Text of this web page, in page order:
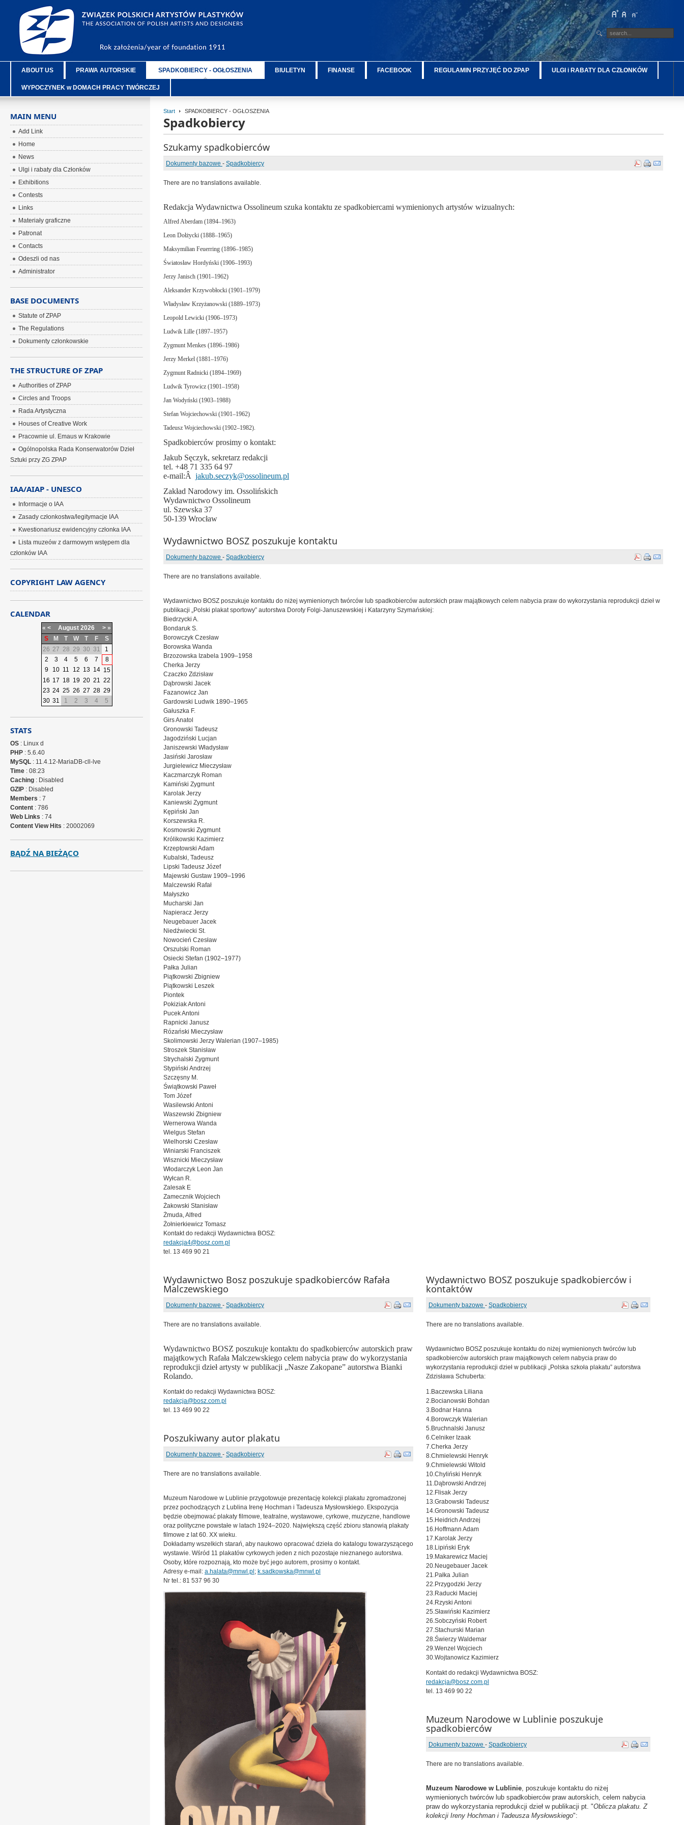
ABOUT US PRAWA AUTORSKIE SPADKOBIERCY - OGŁOSZENIA BIULETYN FINANSE FACEBOOK REGULAMIN PRZYJĘĆ DO ZPAP ULGI i RABATY DLA CZŁONKÓW
WYPOCZYNEK w DOMACH PRACY TWÓRCZEJ
Start SPADKOBIERCY - OGŁOSZENIA
Spadkobiercy
Szukamy spadkobierców
Dokumenty bazowe - Spadkobiercy
There are no translations available.
Redakcja Wydawnictwa Ossolineum szuka kontaktu ze spadkobiercami wymienionych artystów wizualnych:
Alfred Aberdam (1894–1963)
Leon Dołżycki (1888–1965)
Maksymilian Feuerring (1896–1985)
Światosław Hordyński (1906–1993)
Jerzy Janisch (1901–1962)
Aleksander Krzywobłocki (1901–1979)
Władysław Krzyżanowski (1889–1973)
Leopold Lewicki (1906–1973)
Ludwik Lille (1897–1957)
Zygmunt Menkes (1896–1986)
Jerzy Merkel (1881–1976)
Zygmunt Radnicki (1894–1969)
Ludwik Tyrowicz (1901–1958)
Jan Wodyński (1903–1988)
Stefan Wojciechowski (1901–1962)
Tadeusz Wojciechowski (1902–1982).
Spadkobierców prosimy o kontakt:
Jakub Sęczyk, sekretarz redakcji
tel. +48 71 335 64 97
e-mail:Â jakub.seczyk@ossolineum.pl
Zakład Narodowy im. Ossolińskich
Wydawnictwo Ossolineum
ul. Szewska 37
50-139 Wrocław
Wydawnictwo BOSZ poszukuje kontaktu
Dokumenty bazowe - Spadkobiercy
There are no translations available.
Wydawnictwo BOSZ poszukuje kontaktu do niżej wymienionych twórców lub spadkobierców autorskich praw majątkowych celem nabycia praw do wykorzystania reprodukcji dzieł w
publikacji „Polski plakat sportowy” autorstwa Doroty Folgi-Januszewskiej i Katarzyny Szymańskiej:
Biedrzycki A.
Bondaruk S.
Borowczyk Czesław
Borowska Wanda
Brzozowska Izabela 1909–1958
Cherka Jerzy
Czaczko Zdzisław
Dąbrowski Jacek
Fazanowicz Jan
Gardowski Ludwik 1890–1965
Gałuszka F.
Girs Anatol
Gronowski Tadeusz
Jagodziński Lucjan
Janiszewski Władysław
Jasiński Jarosław
Jurgielewicz Mieczysław
Kaczmarczyk Roman
Kamiński Zygmunt
Karolak Jerzy
Kaniewski Zygmunt
Kępiński Jan
Korszewska R.
Kosmowski Zygmunt
Królikowski Kazimierz
Krzeptowski Adam
Kubalski, Tadeusz
Lipski Tadeusz Józef
Majewski Gustaw 1909–1996
Malczewski Rafał
Małyszko
Mucharski Jan
Napieracz Jerzy
Neugebauer Jacek
Niedźwiecki St.
Nowocień Czesław
Orszulski Roman
Osiecki Stefan (1902–1977)
Pałka Julian
Piątkowski Zbigniew
Piątkowski Leszek
Piontek
Pokiziak Antoni
Pucek Antoni
Rapnicki Janusz
Rózański Mieczysław
Skolimowski Jerzy Walerian (1907–1985)
Stroszek Stanisław
Strychalski Zygmunt
Stypiński Andrzej
Szczęsny M.
Świątkowski Paweł
Tom Józef
Wasilewski Antoni
Waszewski Zbigniew
Wernerowa Wanda
Wielgus Stefan
Wielhorski Czesław
Winiarski Franciszek
Wisznicki Mieczysław
Włodarczyk Leon Jan
Wyłcan R.
Zalesak E
Zamecznik Wojciech
Żakowski Stanisław
Żmuda, Alfred
Żołnierkiewicz Tomasz
Kontakt do redakcji Wydawnictwa BOSZ:
redakcja4@bosz.com.pl
tel. 13 469 90 21
Wydawnictwo Bosz poszukuje spadkobierców Rafała
Malczewskiego
Dokumenty bazowe - Spadkobiercy
There are no translations available.
Wydawnictwo BOSZ poszukuje kontaktu do spadkobierców autorskich praw
majątkowych Rafała Malczewskiego celem nabycia praw do wykorzystania
reprodukcji dzieł artysty w publikacji „Nasze Zakopane” autorstwa Bianki
Rolando.
Kontakt do redakcji Wydawnictwa BOSZ:
redakcja@bosz.com.pl
tel. 13 469 90 22
Poszukiwany autor plakatu
Dokumenty bazowe - Spadkobiercy
There are no translations available.
Muzeum Narodowe w Lublinie przygotowuje prezentację kolekcji plakatu zgromadzonej
przez pochodzących z Lublina Irenę Hochman i Tadeusza Mysłowskiego. Ekspozycja
będzie obejmować plakaty filmowe, teatralne, wystawowe, cyrkowe, muzyczne, handlowe
oraz polityczne powstałe w latach 1924–2020. Największą część zbioru stanowią plakaty
filmowe z lat 60. XX wieku.
Dokładamy wszelkich starań, aby naukowo opracować dzieła do katalogu towarzyszącego
wystawie. Wśród 11 plakatów cyrkowych jeden z nich pozostaje nieznanego autorstwa.
Osoby, które rozpoznają, kto może być jego autorem, prosimy o kontakt.
Adresy e-mail: a.halata@mnwl.pl ; k.sadkowska@mnwl.pl
Nr tel.: 81 537 96 30
Wydawnictwo BOSZ poszukuje spadkobierców i
kontaktów
Dokumenty bazowe - Spadkobiercy
There are no translations available.
Wydawnictwo BOSZ poszukuje kontaktu do niżej wymienionych twórców lub
spadkobierców autorskich praw majątkowych celem nabycia praw do
wykorzystania reprodukcji dzieł w publikacji „Polska szkoła plakatu” autorstwa
Zdzisława Schuberta:
1.Baczewska Liliana
2.Bocianowski Bohdan
3.Bodnar Hanna
4.Borowczyk Walerian
5.Bruchnalski Janusz
6.Celniker Izaak
7.Cherka Jerzy
8.Chmielewski Henryk
9.Chmielewski Witold
10.Chyliński Henryk
11.Dąbrowski Andrzej
12.Flisak Jerzy
13.Grabowski Tadeusz
14.Gronowski Tadeusz
15.Heidrich Andrzej
16.Hoffmann Adam
17.Karolak Jerzy
18.Lipiński Eryk
19.Makarewicz Maciej
20.Neugebauer Jacek
21.Pałka Julian
22.Przygodzki Jerzy
23.Raducki Maciej
24.Rzyski Antoni
25.Sławiński Kazimierz
26.Sobczyński Robert
27.Stachurski Marian
28.Świerzy Waldemar
29.Wenzel Wojciech
30.Wojtanowicz Kazimierz
Kontakt do redakcji Wydawnictwa BOSZ:
redakcja@bosz.com.pl
tel. 13 469 90 22
Muzeum Narodowe w Lublinie poszukuje
spadkobierców
Dokumenty bazowe - Spadkobiercy
There are no translations available.
Muzeum Narodowe w Lublinie, poszukuje kontaktu do niżej
wymienionych twórców lub spadkobierców praw autorskich, celem nabycia
praw do wykorzystania reprodukcji dzieł w publikacji pt. "Oblicza plakatu. Z
kolekcji Ireny Hochman i Tadeusza Mysłowskiego":
MAIN MENU
Add Link
Home
News
Ulgi i rabaty dla Członków
Exhibitions
Contests
Links
Materiały graficzne
Patronat
Contacts
Odeszli od nas
Administrator
BASE DOCUMENTS
Statute of ZPAP
The Regulations
Dokumenty członkowskie
THE STRUCTURE OF ZPAP
Authorities of ZPAP
Circles and Troops
Rada Artystyczna
Houses of Creative Work
Pracownie ul. Emaus w Krakowie
Ogólnopolska Rada Konserwatorów Dzieł
Sztuki przy ZG ZPAP
IAA/AIAP - UNESCO
Informacje o IAA
Zasady członkostwa/legitymacje IAA
Kwestionariusz ewidencyjny członka IAA
Lista muzeów z darmowym wstępem dla
członków IAA
COPYRIGHT LAW AGENCY
CALENDAR
« < August 2026 > »
S
M T W T F
S
26 27 28 29 30 31
1
2
3 4 5 6 7
8
9
10 11 12 13 14 15
16 17 18 19 20 21 22
23 24 25 26 27 28 29
30 31 1 2 3 4 5
STATS
OS : Linux d
PHP : 5.6.40
MySQL : 11.4.12-MariaDB-cll-lve
Time : 08:23
Caching : Disabled
GZIP : Disabled
Members : 7
Content : 786
Web Links : 74
Content View Hits : 20002069
BĄDŹ NA BIEŻĄCO